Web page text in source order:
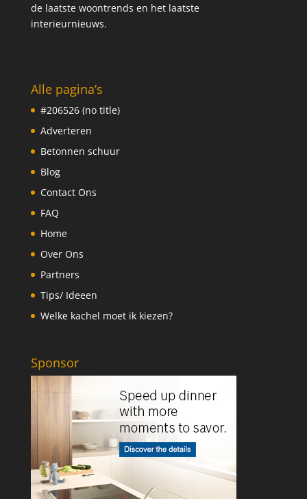
de laatste woontrends en het laatste
interieurnieuws.
Alle pagina’s
#206526 (no title)
Adverteren
Betonnen schuur
Blog
Contact Ons
FAQ
Home
Over Ons
Partners
Tips/ Ideeen
Welke kachel moet ik kiezen?
Sponsor